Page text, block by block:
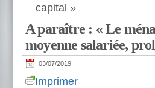
capital »
A paraître : « Le
moyenne salariée,
03/07/2019
Imprimer